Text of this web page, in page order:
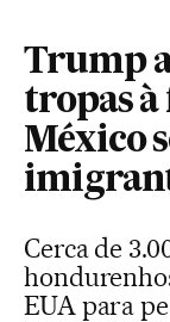
Trump
tropas
México
Cerca de
EUA para